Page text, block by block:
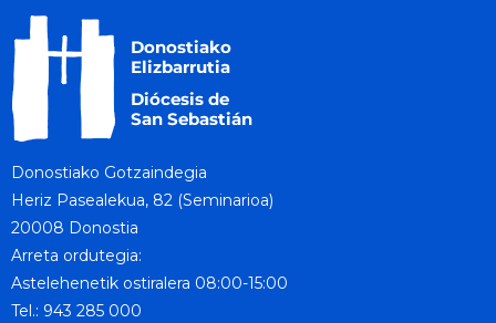
Donostiako Gotzaindegia
Heriz Pasealekua, 82 (Seminarioa)
20008 Donostia
Arreta ordutegia:
Astelehenetik ostiralera 08:00-15:00
Tel.: 943 285 000